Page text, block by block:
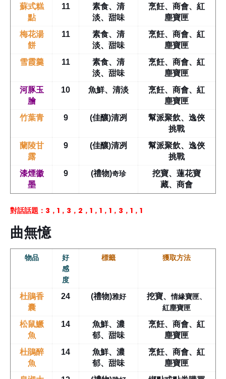
蘇式糕
點
11
素食、清
淡、甜味
烹飪、商會、紅
塵寶匣
梅花湯
餅
11
素食、清
淡、甜味
烹飪、商會、紅
塵寶匣
雪霞羹
11
素食、清
淡、甜味
烹飪、商會、紅
塵寶匣
河豚玉
膾
10 魚鮮、清淡
烹飪、商會、紅
塵寶匣
竹葉青
9 (佳釀)清冽
幫派聚飲、逸俠
挑戰
蘭陵甘
露
9 (佳釀)清冽
幫派聚飲、逸俠
挑戰
漆煙徽
墨
9 (禮物)奇珍
挖寶、蓮花寶
藏、商會
對話話題：3，1，3，2，1，1，1，3，1，1
曲無憶
物品
好
感
度
標籤 獲取方法
杜鵑香
囊
24 (禮物)雅好 挖寶、情緣寶匣、
紅塵寶匣
松鼠鱖
魚
14
魚鮮、濃
郁、甜味
烹飪、商會、紅
塵寶匣
杜鵑醉
魚
14
魚鮮、濃
郁、甜味
烹飪、商會、紅
塵寶匣